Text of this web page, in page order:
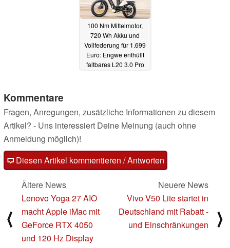
100 Nm Mittelmotor,
720 Wh Akku und
Vollfederung für 1.699
Euro: Engwe enthüllt
faltbares L20 3.0 Pro
Kommentare
Fragen, Anregungen, zusätzliche Informationen zu diesem
Artikel? - Uns interessiert Deine Meinung (auch ohne
Anmeldung möglich)!
Diesen Artikel kommentieren / Antworten
⟨
Ältere News
Lenovo Yoga 27 AIO
macht Apple iMac mit
GeForce RTX 4050
und 120 Hz Display
Neuere News
Vivo V50 Lite startet in
Deutschland mit Rabatt -
und Einschränkungen
⟩